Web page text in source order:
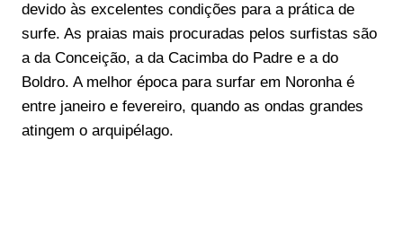
devido às excelentes condições para a prática de
surfe. As praias mais procuradas pelos surfistas são
a da Conceição, a da Cacimba do Padre e a do
Boldro. A melhor época para surfar em Noronha é
entre janeiro e fevereiro, quando as ondas grandes
atingem o arquipélago.